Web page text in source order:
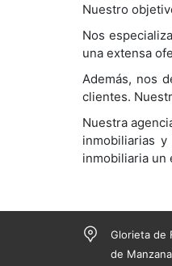
Nuestro
Nos
una extensa
Además, nos
clientes.
Nuestra
inmobiliarias
inmobiliaria un
Glorieta de
de